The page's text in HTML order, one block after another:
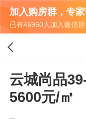
加入购房群，专
已有46950人加入微信
云城尚品
5600元/㎡